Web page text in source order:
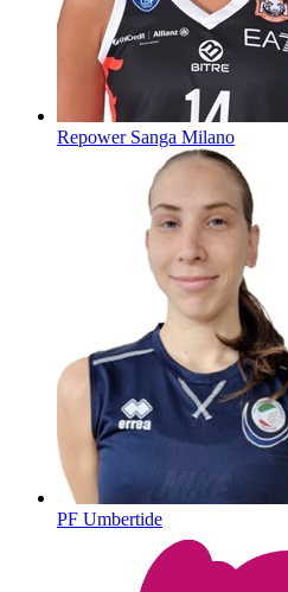
Repower Sanga Milano
PF Umbertide